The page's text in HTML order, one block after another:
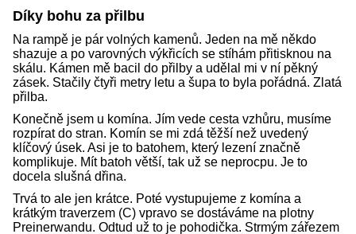
Díky bohu za přilbu
Na rampě je pár volných kamenů. Jeden na mě někdo
shazuje a po varovných výkřicích se stíhám přitisknou na
skálu. Kámen mě bacil do přilby a udělal mi v ní pěkný
zásek. Stačily čtyři metry letu a šupa to byla pořádná. Zlatá
přilba.
Konečně jsem u komína. Jím vede cesta vzhůru, musíme
rozpírat do stran. Komín se mi zdá těžší než uvedený
klíčový úsek. Asi je to batohem, který lezení značně
komplikuje. Mít batoh větší, tak už se neprocpu. Je to
docela slušná dřina.
Trvá to ale jen krátce. Poté vystupujeme z komína a
krátkým traverzem (C) vpravo se dostáváme na plotny
Preinerwandu. Odtud už to je pohodička. Strmým zářezem